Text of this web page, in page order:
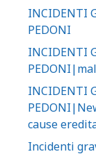
INCIDENTI
PEDONI
INCIDENTI
INCIDENTI
cause
Incidenti